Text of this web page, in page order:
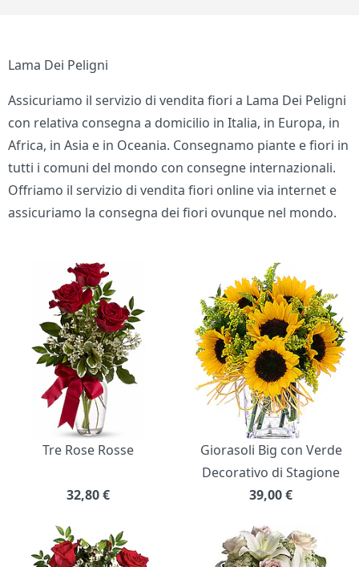
Lama Dei Peligni
Assicuriamo il servizio di vendita fiori a Lama Dei Peligni
con relativa consegna a domicilio in Italia, in Europa, in
Africa, in Asia e in Oceania. Consegnamo piante e fiori in
tutti i comuni del mondo con consegne internazionali.
Offriamo il servizio di vendita fiori online via internet e
assicuriamo la consegna dei fiori ovunque nel mondo.
Bouquet di fiori
Tre Rose Rosse
32,80€
Giorasoli Big con Verde
Decorativo di Stagione
39,00€